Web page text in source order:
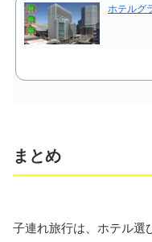
ホテルグ
まとめ
子連れ旅行は、ホテル選